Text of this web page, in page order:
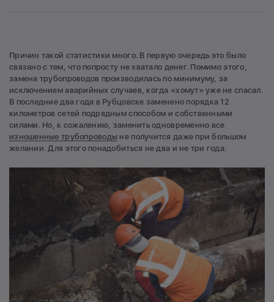
Причин такой статистики много. В первую очередь это было
связано с тем, что попросту не хватало денег. Помимо этого,
замена трубопроводов производилась по минимуму, за
исключением аварийных случаев, когда «хомут» уже не спасал.
В последние два года в Рубцовске заменено порядка 12
километров сетей подрядным способом и собственными
силами. Но, к сожалению, заменить одновременно все
изношенные трубопроводы не получится даже при большом
желании. Для этого понадобиться не два и не три года.